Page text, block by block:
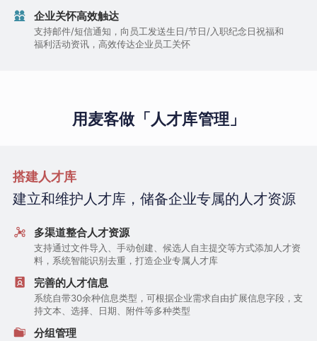
企业关怀高效触达
支持邮件/短信通知，向员工发送生日/节日/入职纪念日祝福和
福利活动资讯，高效传达企业员工关怀
用麦客做「人才库管理」
搭建人才库
建立和维护人才库，储备企业专属的人才资源
多渠道整合人才资源
支持通过文件导入、手动创建、候选人自主提交等方式添加人才资
料，系统智能识别去重，打造企业专属人才库
完善的人才信息
系统自带30余种信息类型，可根据企业需求自由扩展信息字段，支
持文本、选择、日期、附件等多种类型
分组管理